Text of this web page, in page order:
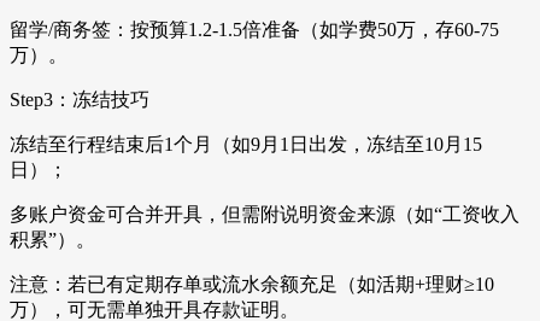
留学/商务签：按预算1.2-1.5倍准备（如学费50万，存60-75
万）。
Step3：冻结技巧
冻结至行程结束后1个月（如9月1日出发，冻结至10月15
日）；
多账户资金可合并开具，但需附说明资金来源（如“工资收入
积累”）。
注意：若已有定期存单或流水余额充足（如活期+理财≥10
万），可无需单独开具存款证明。